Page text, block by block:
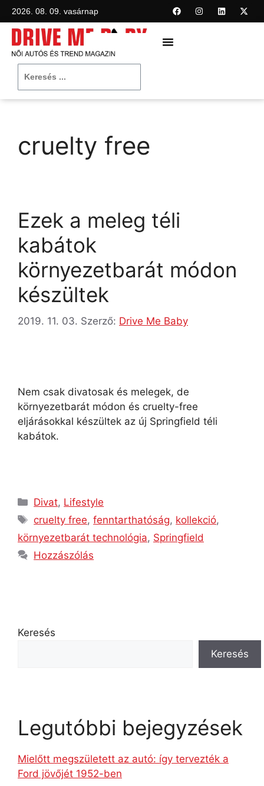
2026. 08. 09. vasárnap
cruelty free
Ezek a meleg téli
kabátok
környezetbarát módon
készültek
2019. 11. 03. Szerző: Drive Me Baby
Nem csak divatosak és melegek, de
környezetbarát módon és cruelty-free
eljárásokkal készültek az új Springfield téli
kabátok.
Divat, Lifestyle
cruelty free,fenntarthatóság, kollekció,
környezetbarát technológia, Springfield
Hozzászólás
Keresés
Keresés
Legutóbbi bejegyzések
Mielőtt megszületett az autó: így tervezték a
Ford jövőjét 1952-ben